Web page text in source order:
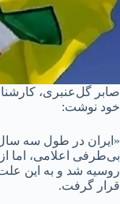
صابر گل‌عنبری،
خود نوشت:
«ایران در طول سه سال
بی‌طرفی اعلامی، اما از
روسیه شد و به این
قرار گرفت.